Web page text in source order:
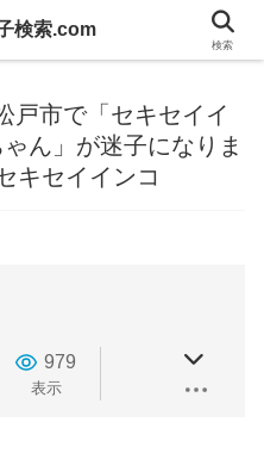
戸市で「セキセイイ
ん」が迷子になりま
キセイインコ
979
表示
検索.com
検索